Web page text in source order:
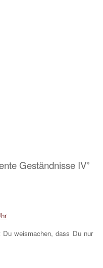
Geständnisse IV”
weismachen, dass Du nur